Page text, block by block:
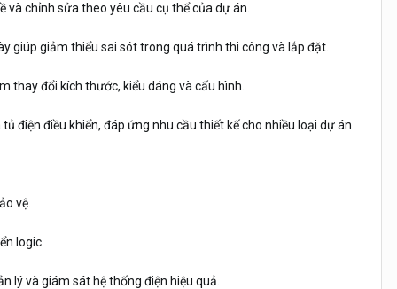
và chỉnh sửa theo yêu cầu cụ thể của dự án.
giúp giảm thiểu sai sót trong quá trình thi công và lắp đặt.
thay đổi kích thước, kiểu dáng và cấu hình.
điện điều khiển, đáp ứng nhu cầu thiết kế cho nhiều loại dự án
vệ.
logic.
lý và giám sát hệ thống điện hiệu quả.